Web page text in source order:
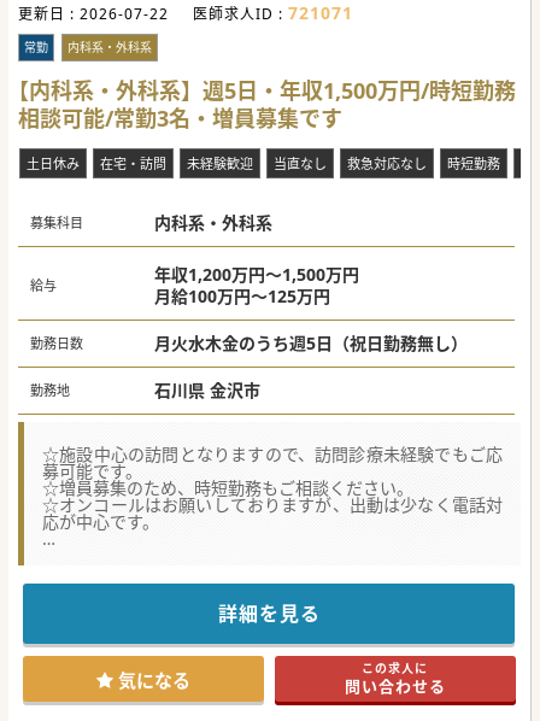
更新日 : 2026-07-22 医師求人ID : 721071
常勤 内科系・外科系
【内科系・外科系】週5日・年収1,500万円/時短勤務
相談可能/常勤3名・増員募集です
土日休み 在宅・訪問 未経験歓迎 当直なし 救急対応なし 時短勤務
募集科目 内科系・外科系
給与
年収1,200万円～1,500万円
月給100万円～125万円
勤務日数 月火水木金のうち週5日（祝日勤務無し）
勤務地 石川県 金沢市
☆施設中心の訪問となりますので、訪問診療未経験でもご応
募可能です。
☆増員募集のため、時短勤務もご相談ください。
☆オンコールはお願いしておりますが、出動は少なく電話対
応が中心です。
後の法人展開を見据えて増員募集となります。
■在宅医療に関心があれば、訪問診療の従事経験は不問で
す。高齢者の全身管理の経験があれば科目も不問です。
■オンコールは常勤医師で分担しておりますので、6～7回/
月受け持ちをお願いできる先生を歓迎しております。
【業務内容】
■訪問先は施設中心ですが、居宅にも訪問を行っておりま
詳細を見る
気になる この求人に
問い合わせる